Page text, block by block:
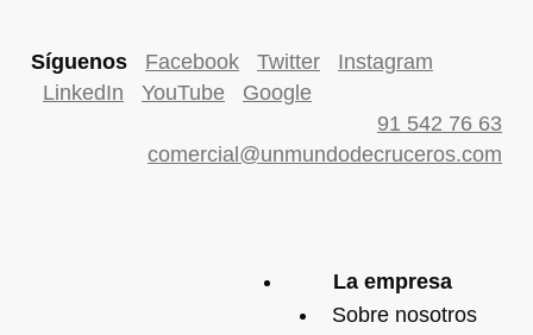
Síguenos Facebook Twitter
Instagram
LinkedIn
YouTube
Google
91 542 76 63
comercial@unmundodecruceros.com
La empresa
Sobre nosotros